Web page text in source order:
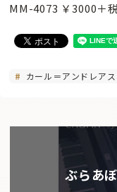
MM-4073 ￥3000＋税
カール＝アンドレア
ぶらあ